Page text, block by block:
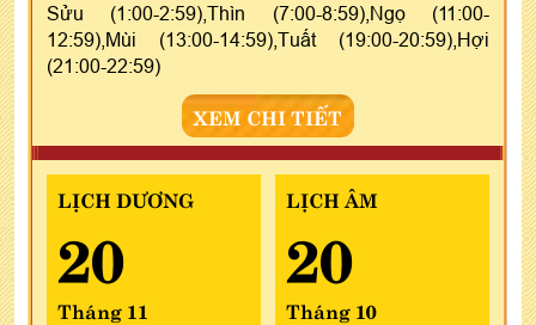
Sửu (1:00-2:59),Thìn (7:00-8:59),Ngọ (11:00-
12:59),Mùi (13:00-14:59),Tuất (19:00-20:59),Hợi
(21:00-22:59)
XEM CHI TIẾT
LỊCH DƯƠNG
20
Tháng 11
LỊCH ÂM
20
Tháng 10